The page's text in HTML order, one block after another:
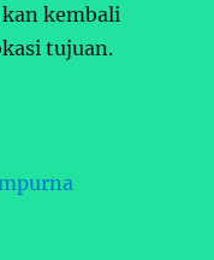
kembali
tujuan.